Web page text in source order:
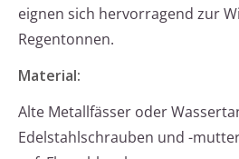
eignen sich hervorragend zur
Regentonnen.
Material:
Alte Metallfässer oder
Edelstahlschrauben und -